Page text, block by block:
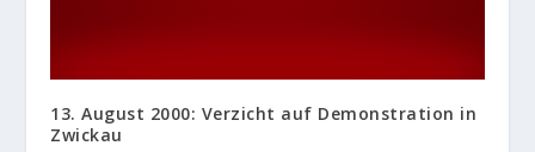
13. August 2000: Verzicht auf Demonstration in
Zwickau